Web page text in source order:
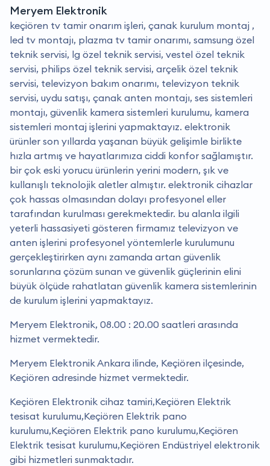
Meryem Elektronik
keçiören tv tamir onarım işleri, çanak kurulum montaj ,
led tv montajı, plazma tv tamir onarımı, samsung özel
teknik servisi, lg özel teknik servisi, vestel özel teknik
servisi, philips özel teknik servisi, arçelik özel teknik
servisi, televizyon bakım onarımı, televizyon teknik
servisi, uydu satışı, çanak anten montajı, ses sistemleri
montajı, güvenlik kamera sistemleri kurulumu, kamera
sistemleri montaj işlerini yapmaktayız. elektronik
ürünler son yıllarda yaşanan büyük gelişimle birlikte
hızla artmış ve hayatlarımıza ciddi konfor sağlamıştır.
bir çok eski yorucu ürünlerin yerini modern, şık ve
kullanışlı teknolojik aletler almıştır. elektronik cihazlar
çok hassas olmasından dolayı profesyonel eller
tarafından kurulması gerekmektedir. bu alanla ilgili
yeterli hassasiyeti gösteren firmamız televizyon ve
anten işlerini profesyonel yöntemlerle kurulumunu
gerçekleştirirken aynı zamanda artan güvenlik
sorunlarına çözüm sunan ve güvenlik güçlerinin elini
büyük ölçüde rahatlatan güvenlik kamera sistemlerinin
de kurulum işlerini yapmaktayız.
Meryem Elektronik, 08.00 : 20.00 saatleri arasında
hizmet vermektedir.
Meryem Elektronik Ankara ilinde, Keçiören ilçesinde,
Keçiören adresinde hizmet vermektedir.
Keçiören Elektronik cihaz tamiri,Keçiören Elektrik
tesisat kurulumu,Keçiören Elektrik pano
kurulumu,Keçiören Elektrik pano kurulumu,Keçiören
Elektrik tesisat kurulumu,Keçiören Endüstriyel elektronik
gibi hizmetleri sunmaktadır.